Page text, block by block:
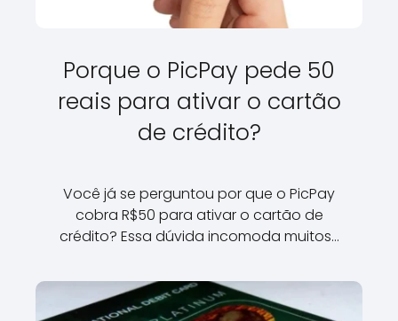
Porque o PicPay pede 50
reais para ativar o cartão
de crédito?
Você já se perguntou por que o PicPay
cobra R$50 para ativar o cartão de
crédito? Essa dúvida incomoda muitos…